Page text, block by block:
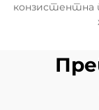
конзистентна